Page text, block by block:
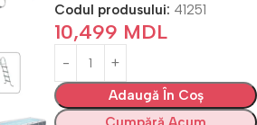
Codul produsului: 41251
10,499 MDL
Adaugă În Coș